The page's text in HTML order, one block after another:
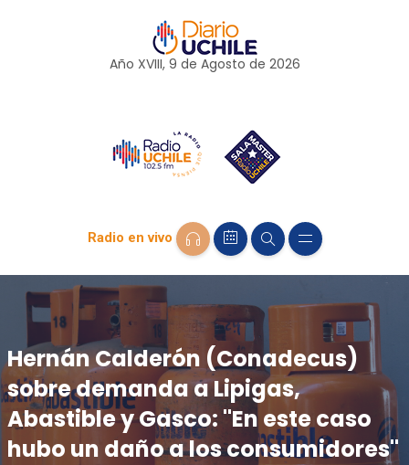
Año XVIII, 9 de Agosto de 2026
Radio en vivo
Hernán Calderón (Conadecus)
sobre demanda a Lipigas,
Abastible y Gasco: "En este caso
hubo un daño a los consumidores"